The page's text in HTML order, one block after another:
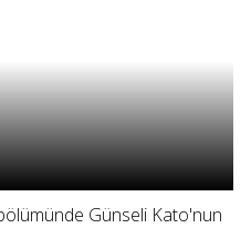
Günseli Kato'nun